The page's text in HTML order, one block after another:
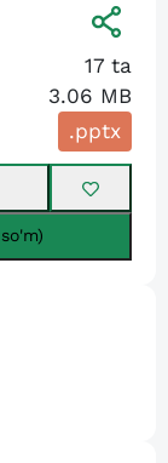
17 ta
3.06 MB
.pptx